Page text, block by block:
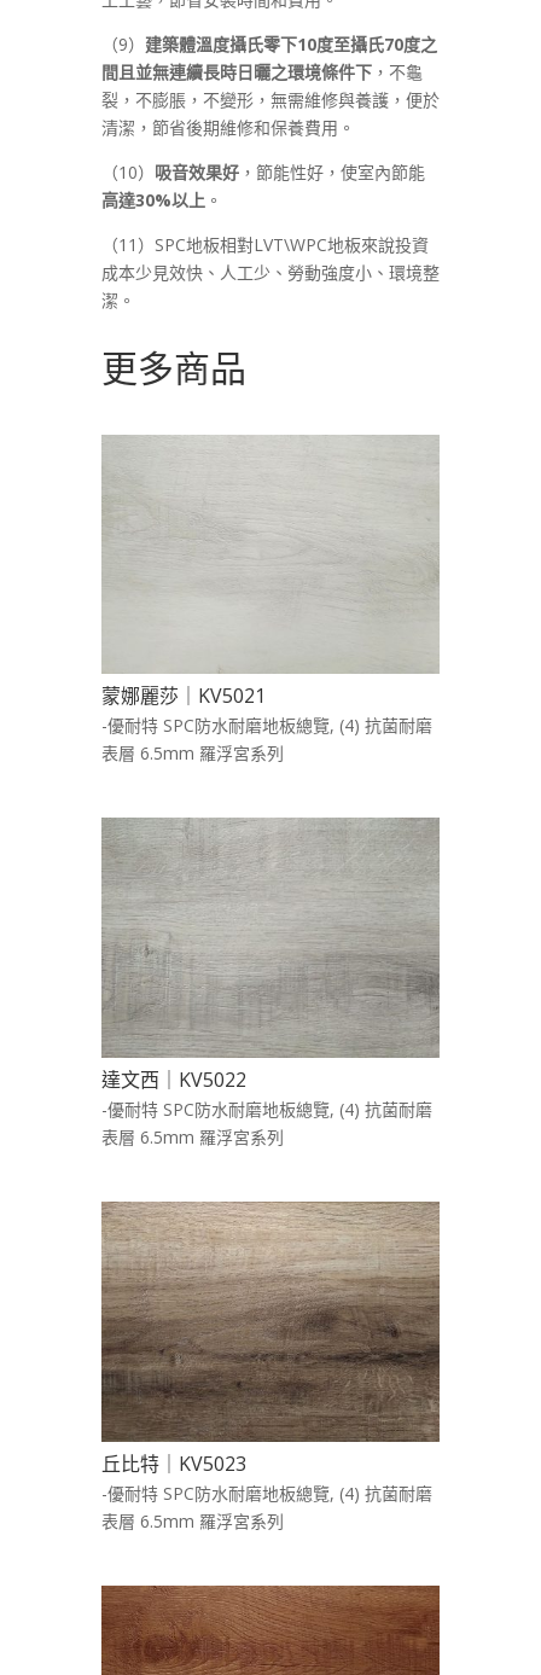
（9） 建築體溫度攝氏零下10度至攝氏70度之
間且並無連續長時日曬之環境條件下 ，不龜
裂，不膨脹，不變形，無需維修與養護，便於
清潔，節省後期維修和保養費用。
（10） 吸音效果好 ，節能性好，使室內節能
高達30%以上 。
（11）SPC地板相對LVT\WPC地板來說投資
成本少見效快、人工少、勞動強度小、環境整
潔。
更多商品
蒙娜麗莎｜KV5021
-優耐特 SPC防水耐磨地板總覽, (4) 抗菌耐磨
表層 6.5mm 羅浮宮系列
達文西｜KV5022
-優耐特 SPC防水耐磨地板總覽, (4) 抗菌耐磨
表層 6.5mm 羅浮宮系列
丘比特｜KV5023
-優耐特 SPC防水耐磨地板總覽, (4) 抗菌耐磨
表層 6.5mm 羅浮宮系列